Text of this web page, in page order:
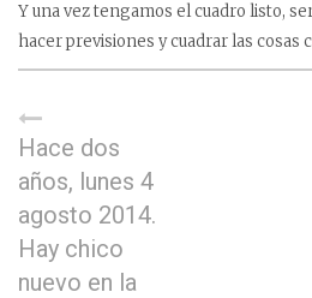
Y una vez tengamos el cuadro listo,
hacer previsiones y cuadrar las cosas
Hace dos
años, lunes 4
agosto 2014.
Hay chico
nuevo en la